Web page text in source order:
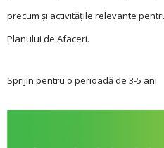
precum și activitățile relevante
Planului de Afaceri.
Sprijin pentru o perioadă de 3-5 ani